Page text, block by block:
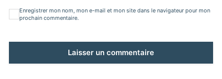
Enregistrer mon nom, mon e-mail et mon site dans le navigateur pour mon
prochain commentaire.